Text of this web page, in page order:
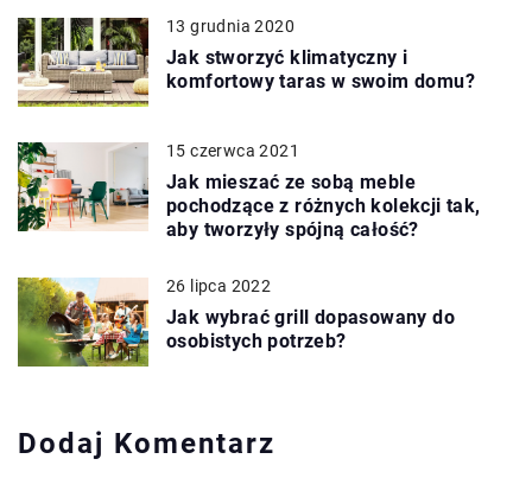
13 grudnia 2020
Jak stworzyć klimatyczny i
komfortowy taras w swoim domu?
15 czerwca 2021
Jak mieszać ze sobą meble
pochodzące z różnych kolekcji tak,
aby tworzyły spójną całość?
26 lipca 2022
Jak wybrać grill dopasowany do
osobistych potrzeb?
Dodaj Komentarz